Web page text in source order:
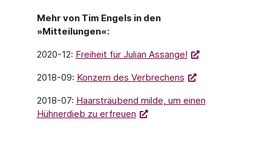
Mehr von Tim Engels in den
»Mitteilungen«:
2020-12: Freiheit für Julian Assange!
2018-09: Konzern des Verbrechens
2018-07: Haarsträubend milde, um einen
Hühnerdieb zu erfreuen